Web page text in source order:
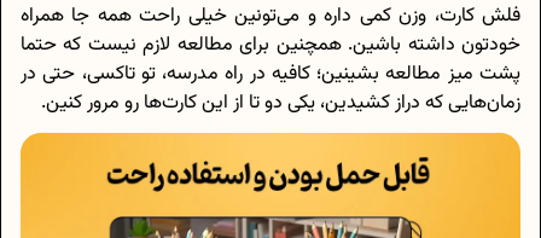
فلش کارت، وزن کمی داره و می‌تونین خیلی راحت همه جا همراه
خودتون داشته باشین. همچنین برای مطالعه لازم نیست که حتما
پشت میز مطالعه بشینین؛ کافیه در راه مدرسه، تو تاکسی، حتی در
زمان‌هایی که دراز کشیدین، یکی دو تا از این کارت‌ها رو مرور کنین.